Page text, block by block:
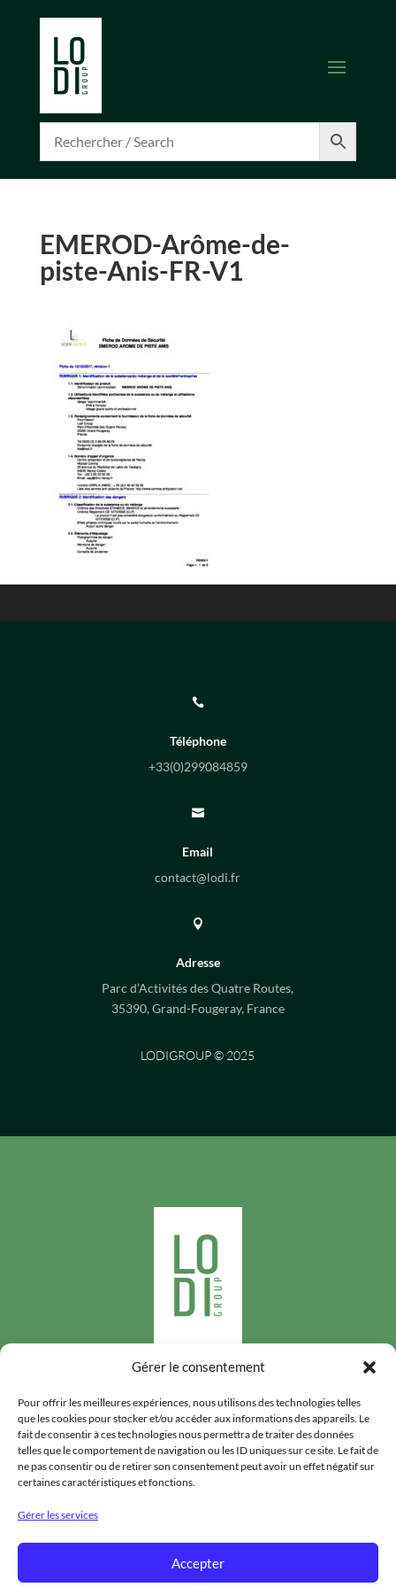
Gérer le consentement
Pour offrir les meilleures expériences, nous utilisons des technologies telles
que les cookies pour stocker et/ou accéder aux informations des appareils. Le
fait de consentir à ces technologies nous permettra de traiter des données
telles que le comportement de navigation ou les ID uniques sur ce site. Le fait de
ne pas consentir ou de retirer son consentement peut avoir un effet négatif sur
certaines caractéristiques et fonctions.
Gérer les services
Accepter
EMEROD-Arôme-de-
piste-Anis-FR-V1

Téléphone
+33(0)299084859

Email
contact@lodi.fr

Adresse
Parc d’Activités des Quatre Routes,
35390, Grand-Fougeray, France
LODIGROUP © 2025
Suivez-nous
DENRÉES STOCKÉES